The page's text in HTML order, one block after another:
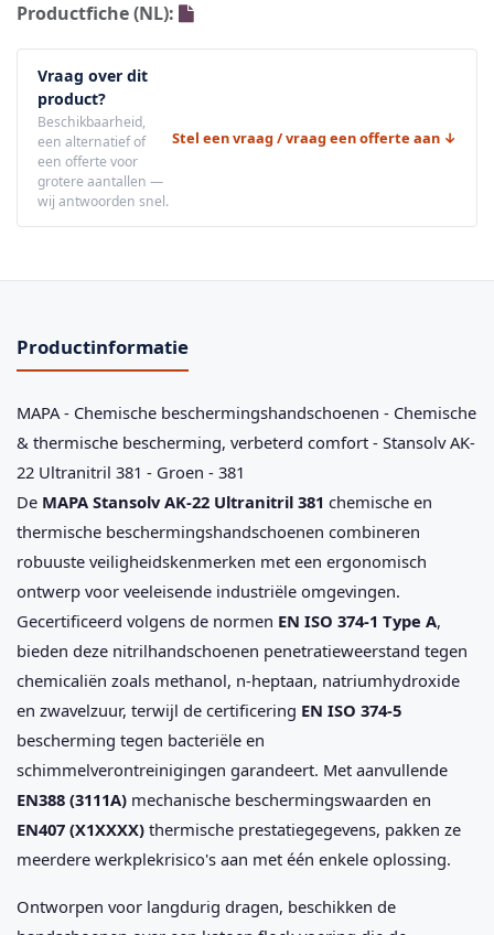
Productfiche (NL):
Vraag over dit
product?
Beschikbaarheid,
een alternatief of
een offerte voor
grotere aantallen —
wij antwoorden snel.
Stel een vraag / vraag een offerte aan ↓
Productinformatie
MAPA - Chemische beschermingshandschoenen - Chemische
& thermische bescherming, verbeterd comfort - Stansolv AK-
22 Ultranitril 381 - Groen - 381
De MAPA Stansolv AK-22 Ultranitril 381 chemische en
thermische beschermingshandschoenen combineren
robuuste veiligheidskenmerken met een ergonomisch
ontwerp voor veeleisende industriële omgevingen.
Gecertificeerd volgens de normen EN ISO 374-1 Type A,
bieden deze nitrilhandschoenen penetratieweerstand tegen
chemicaliën zoals methanol, n-heptaan, natriumhydroxide
en zwavelzuur, terwijl de certificering EN ISO 374-5
bescherming tegen bacteriële en
schimmelverontreinigingen garandeert. Met aanvullende
EN388 (3111A) mechanische beschermingswaarden en
EN407 (X1XXXX) thermische prestatiegegevens, pakken ze
meerdere werkplekrisico's aan met één enkele oplossing.
Ontworpen voor langdurig dragen, beschikken de